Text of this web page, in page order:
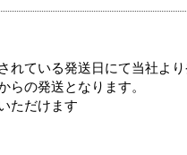
ている発送日にて当社より
らの発送となります。
ただけます